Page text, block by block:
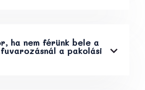
ha nem férünk bele a
a pakolási